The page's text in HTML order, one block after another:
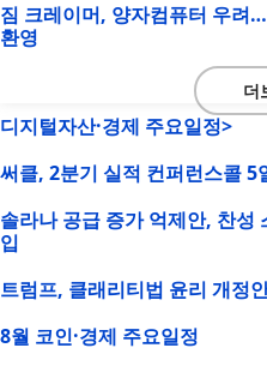
짐 크레이머, 양자컴퓨터 우려
환영
더
디지털자산·경제 주요일정>
써클, 2분기 실적 컨퍼런스콜 5
솔라나 공급 증가 억제안, 찬성
입
트럼프, 클래리티법 윤리 개정
8월 코인·경제 주요일정